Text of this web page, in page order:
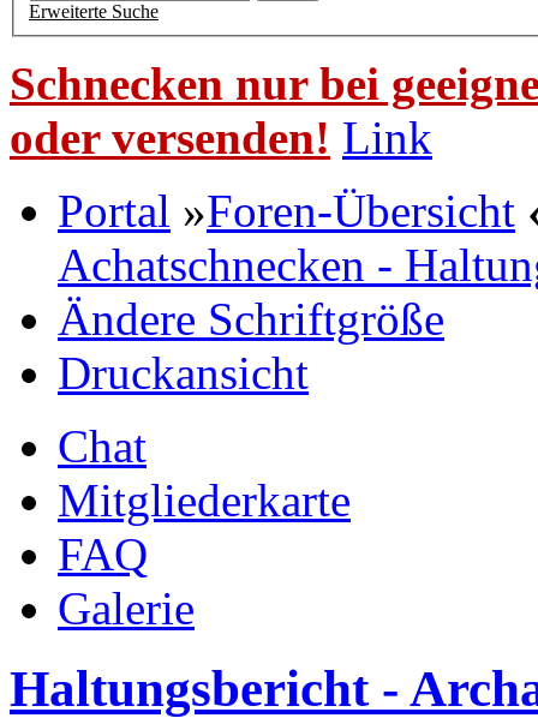
Erweiterte Suche
Schnecken nur bei
oder versenden! Link
Portal »Foren-Übersicht
Achatschnecken -
Ändere Schriftgröße
Druckansicht
Chat
Mitgliederkarte
FAQ
Galerie
Haltungsbericht -